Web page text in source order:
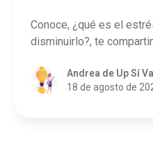
Conoce, ¿qué es el
disminuirlo?, te
Andrea de Up Sí
18 de agosto de